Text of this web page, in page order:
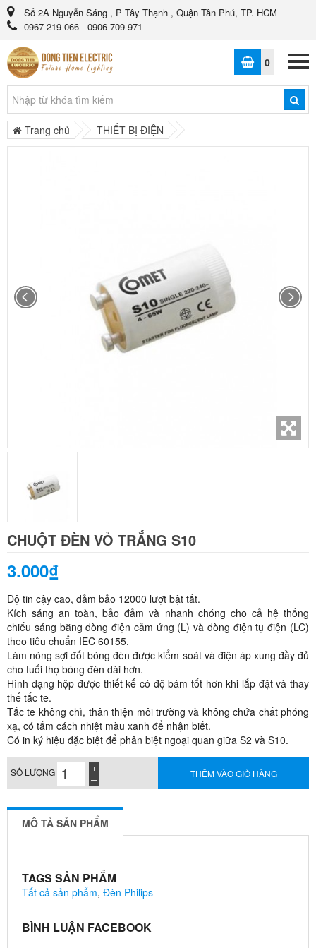
Số 2A Nguyễn Sáng , P Tây Thạnh , Quận Tân Phú, TP. HCM
0967 219 066 - 0906 709 971
0
Trang chủ THIẾT BỊ ĐIỆN
CHUỘT ĐÈN VỎ TRẮNG S10
3.000₫
Độ tin cậy cao, đảm bảo 12000 lượt bật tắt.
Kích sáng an toàn, bảo đảm và nhanh chóng cho cả hệ thống
chiếu sáng bằng dòng điện cảm ứng (L) và dòng điện tụ điện (LC)
theo tiêu chuẩn IEC 60155.
Làm nóng sợi đốt bóng đèn được kiểm soát và điện áp xung đầy đủ
cho tuổi thọ bóng đèn dài hơn.
Hình dạng hộp được thiết kế có độ bám tốt hơn khi lắp đặt và thay
thế tắc te.
Tắc te không chì, thân thiện môi trường và không chứa chất phóng
xạ, có tấm cách nhiệt màu xanh để nhận biết.
Có in ký hiệu đặc biệt để phân biệt ngoại quan giữa S2 và S10.
SỐ LƯỢNG THÊM VÀO GIỎ HÀNG
MÔ TẢ SẢN PHẨM
TAGS SẢN PHẨM
Tất cả sản phẩm, Đèn Philips
BÌNH LUẬN FACEBOOK